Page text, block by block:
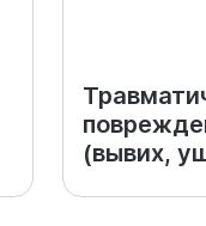
(вывих,